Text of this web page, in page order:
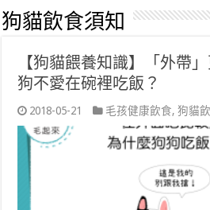
狗貓飲食須知
【狗貓餵養知識】「外帶
狗不愛在碗裡吃飯？
2018-05-21 毛孩健康飲食,狗貓